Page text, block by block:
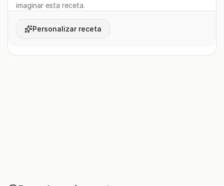
imaginar esta receta.
Personalizar receta